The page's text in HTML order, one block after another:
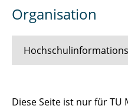
Organisation
Diese Seite ist nur für TU